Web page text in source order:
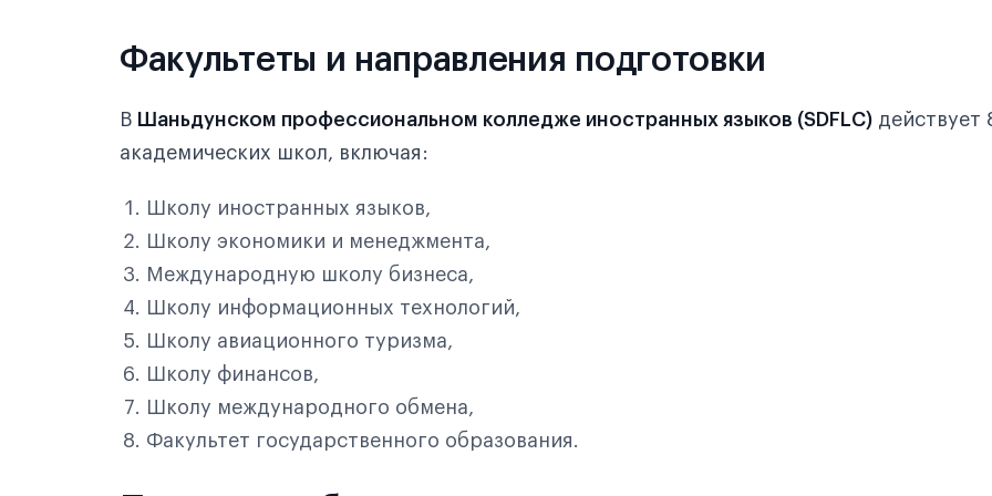
Факультеты и направления подготовки
В Шаньдунском профессиональном колледже иностранных языков (SDFLC) действует
академических школ, включая:
Школу иностранных языков,
Школу экономики и менеджмента,
Международную школу бизнеса,
Школу информационных технологий,
Школу авиационного туризма,
Школу финансов,
Школу международного обмена,
Факультет государственного образования.